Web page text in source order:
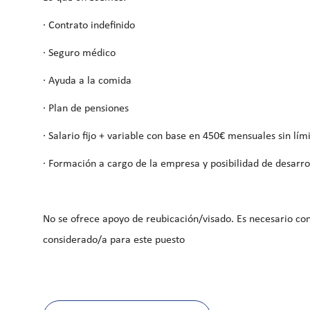
· Contrato indefinido
· Seguro médico
· Ayuda a la comida
· Plan de pensiones
· Salario fijo + variable con base en 450€ mensuales sin
· Formación a cargo de la empresa y posibilidad de
No se ofrece apoyo de reubicación/visado. Es necesario
considerado/a para este puesto